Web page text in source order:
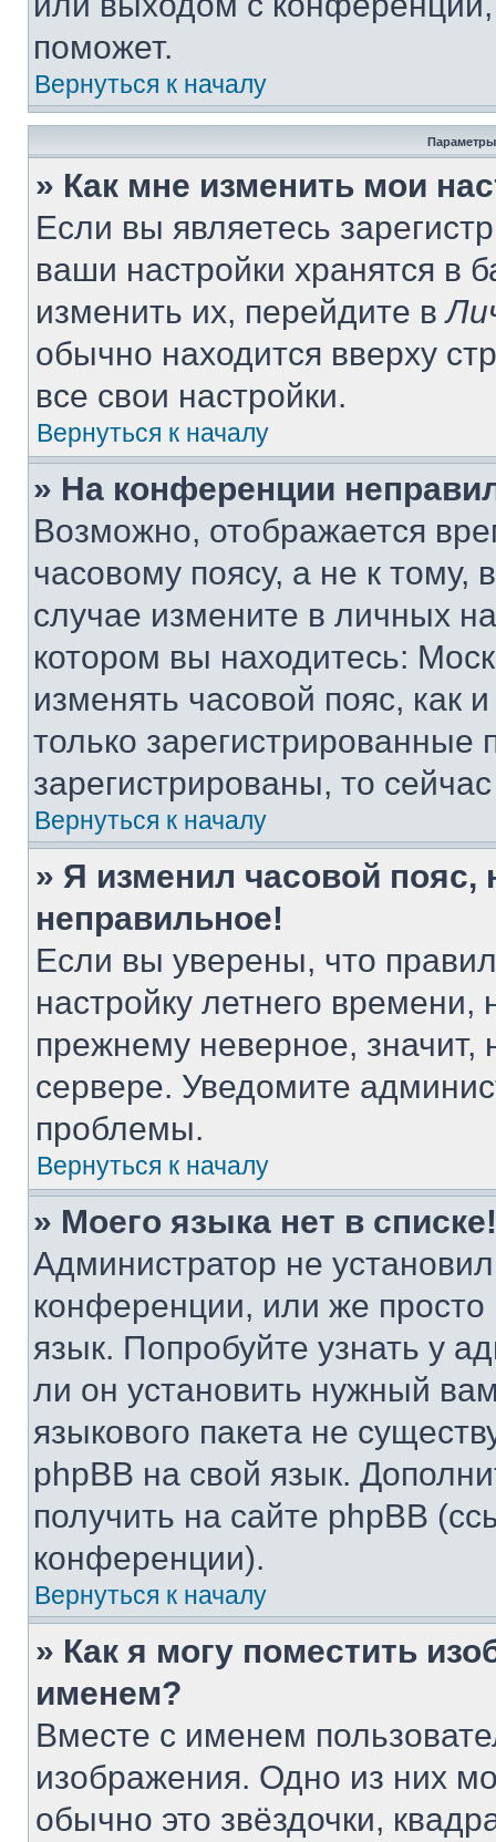
поможет.
Вернуться к началу
Параметры
» Как мне изменить мои
Если вы являетесь
ваши настройки хранятся в
изменить их, перейдите в
обычно находится вверху
все свои настройки.
Вернуться к началу
» На конференции
Возможно, отображается
часовому поясу, а не к тому,
случае измените в личных
котором вы находитесь:
изменять часовой пояс, как
только
зарегистрированы, то
Вернуться к началу
» Я изменил часовой пояс,
неправильное!
Если вы уверены, что
настройку летнего
прежнему неверное, значит,
сервере. Уведомите
проблемы.
Вернуться к началу
» Моего языка нет в списке!
Администратор не
конференции, или же
язык. Попробуйте узнать у
ли он установить нужный
языкового пакета не
phpBB на свой язык.
получить на сайте phpBB
конференции).
Вернуться к началу
» Как я могу поместить
именем?
Вместе с именем
изображения. Одно из них
обычно это звёздочки,